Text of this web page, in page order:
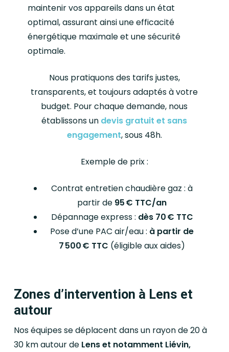
maintenir vos appareils dans un état
optimal, assurant ainsi une efficacité
énergétique maximale et une sécurité
optimale.
Nous pratiquons des tarifs justes,
transparents, et toujours adaptés à votre
budget. Pour chaque demande, nous
établissons un devis gratuit et sans
engagement, sous 48h.
Exemple de prix :
Contrat entretien chaudière gaz : à
partir de 95€ TTC/an
Dépannage express : dès 70€ TTC
Pose d’une PAC air/eau : à partir de
7500€ TTC (éligible aux aides)
Zones d’intervention à Lens et
autour
Nos équipes se déplacent dans un rayon de 20 à
30 km autour de Lens et notamment Liévin,